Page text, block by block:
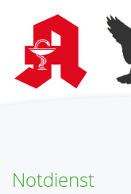
Notdienst